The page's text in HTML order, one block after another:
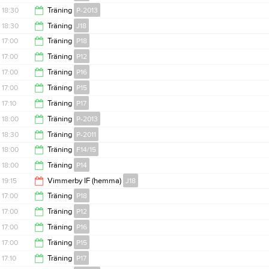
18:30
18:30
18:30 Träning P-2013
20:00
18:30 Träning J18
20:00
17:00 Träning P18
18:30
17:00 Träning P12
18:30
17:00 Träning P16
18:30
17:00 Träning P15
18:30
17:10 Träning P17
18:25
18:00 Träning P-2013
19:00
18:30 Träning P-2011
20:00
18:00 Träning F14/15
19:15
18:00 Träning P14
19:30
19:15 Vimmerby IF (hemma) J18
21:15
17:00 Träning P18
18:30
17:00 Träning P12
18:30
17:00 Träning P16
18:30
17:00 Träning P15
17:10 Träning P17